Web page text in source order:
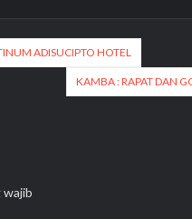
ADISUCIPTO HOTEL
KAMBA : RAPAT DAN
wajib